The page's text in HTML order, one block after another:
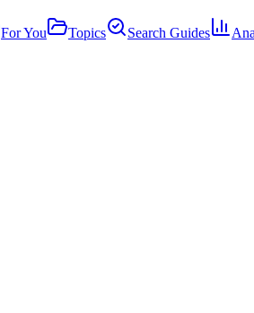
For You Topics Search Guides